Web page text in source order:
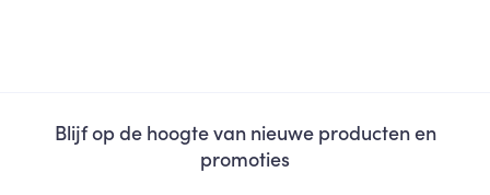
Blijf op de hoogte van nieuwe producten en
promoties